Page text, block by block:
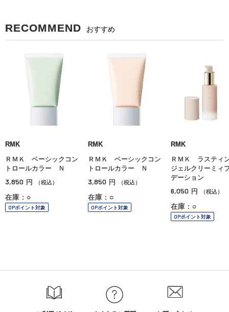
RECOMMEND おすすめ
RMK
ＲＭＫ ベーシックコン
トロールカラー Ｎ
3,850 円 （税込）
在庫：○
OPポイント対象
RMK
ＲＭＫ ベーシックコン
トロールカラー Ｎ
3,850 円 （税込）
在庫：○
OPポイント対象
RMK
ＲＭＫ ラステ
ジェルクリーミィ
デーション
6,050 円 （税込）
在庫：○
OPポイント対象